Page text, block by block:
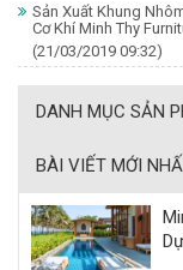
Sản Xuất Khung
Cơ Khí Minh Thy
(21/03/2019 09:32)
DANH MỤC SẢN
BÀI VIẾT MỚI